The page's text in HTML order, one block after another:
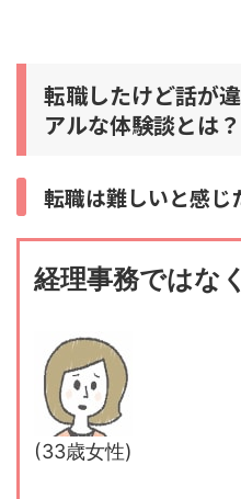
転職したけど話が
アルな体験談とは？
転職は難しいと感じ
経理事務ではな
(33歳女性)